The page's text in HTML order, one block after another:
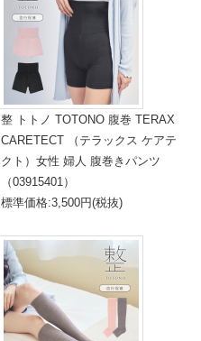
整 トトノ TOTONO 腹巻 TERAX
CARETECT （テラックス ケアテ
クト）女性 婦人 腹巻きパンツ
（03915401）
標準価格:3,500円(税抜)